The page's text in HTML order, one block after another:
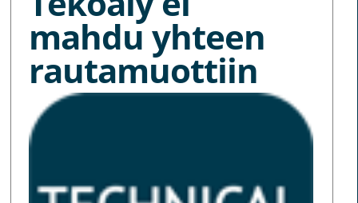
mahdu yhteen
rautamuottiin